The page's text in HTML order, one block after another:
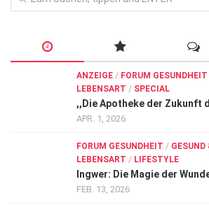
ANZEIGE / FORUM GESUNDHEIT
LEBENSART / SPECIAL
,,Die Apotheke der Zukunft
APR. 1, 2026
FORUM GESUNDHEIT / GESUND
LEBENSART / LIFESTYLE
Ingwer: Die Magie der
FEB. 13, 2026